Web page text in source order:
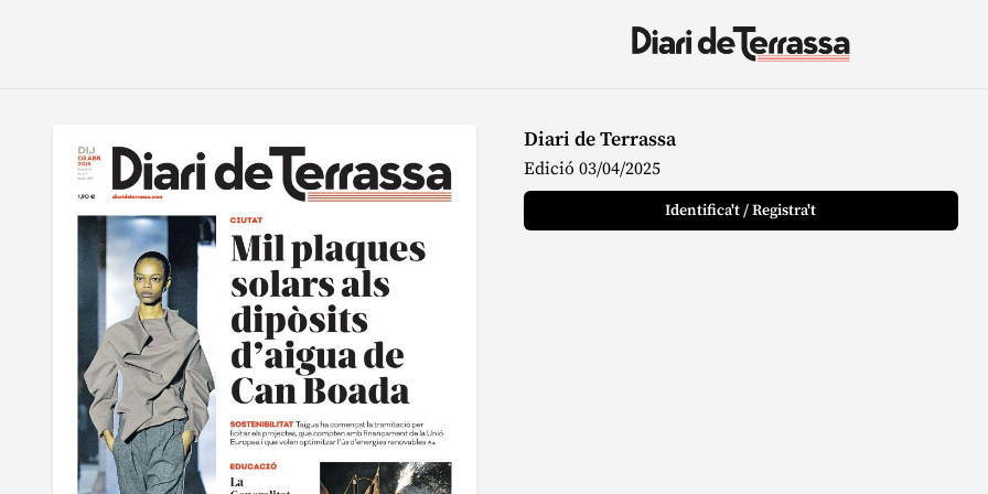
Diari de Terrassa
Edició 03/04/2025
Identifica't / Registra't